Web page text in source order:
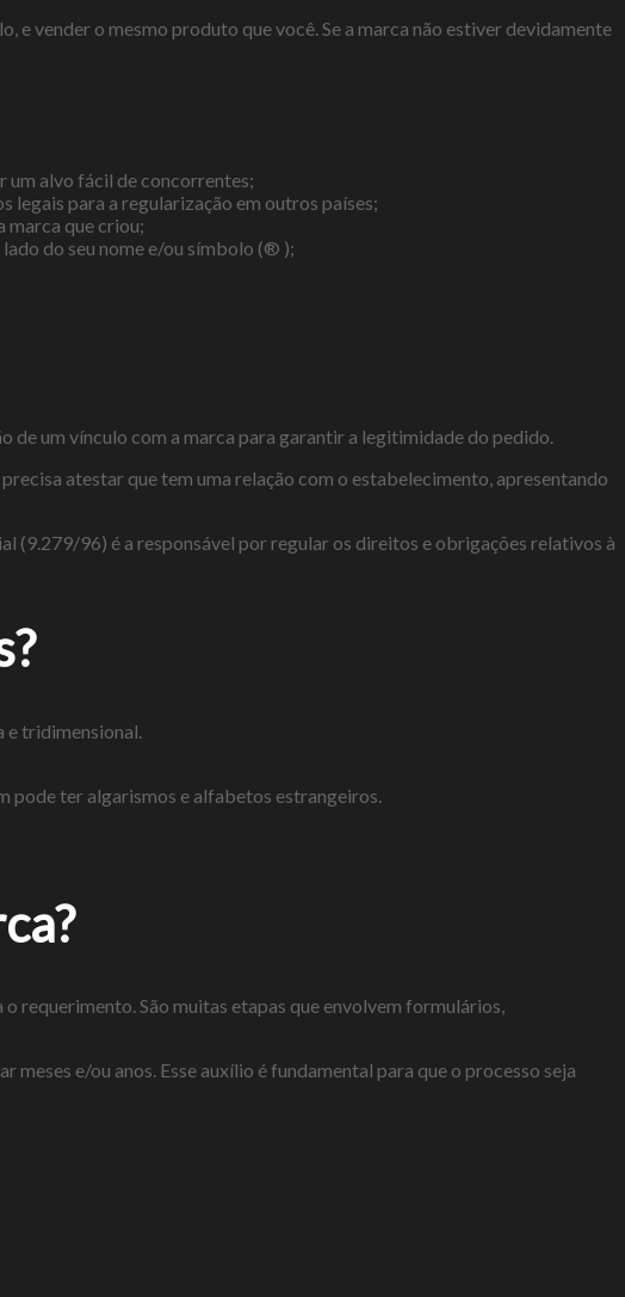
e vender o mesmo produto que você. Se a marca não estiver devidamente
um alvo fácil de concorrentes;
legais para a regularização em outros países;
marca que criou;
do seu nome e/ou símbolo (® );
de um vínculo com a marca para garantir a legitimidade do pedido.
atestar que tem uma relação com o estabelecimento, apresentando
(9.279/96) é a responsável por regular os direitos e obrigações relativos à
tridimensional.
pode ter algarismos e alfabetos estrangeiros.
requerimento. São muitas etapas que envolvem formulários,
e/ou anos. Esse auxílio é fundamental para que o processo seja